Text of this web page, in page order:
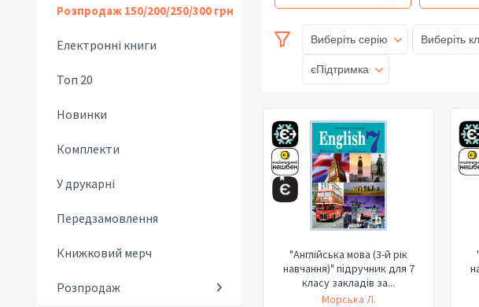
Розпродаж 150/200/250/300 грн
Електронні книги
Топ 20
Новинки
Комплекти
У друкарні
Передзамовлення
Книжковий мерч
Розпродаж
Виберіть серію Виберіть
єПідтримка
"Англійська мова (3-й рік
навчання)" підручник для 7
класу закладів за...
Морська Л.